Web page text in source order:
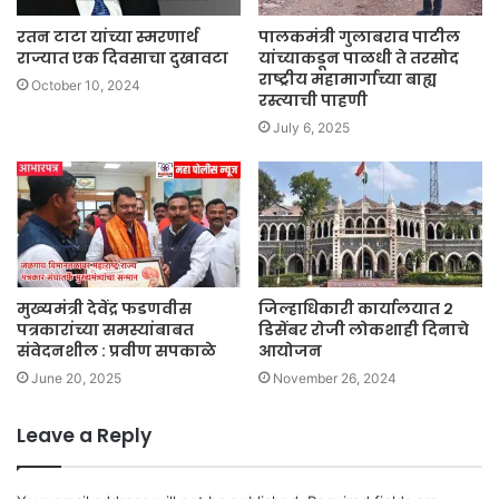
रतन टाटा यांच्या स्मरणार्थ
राज्यात एक दिवसाचा दुखावटा
October 10, 2024
पालकमंत्री गुलाबराव पाटील
यांच्याकडून पाळधी ते तरसोद
राष्ट्रीय महामार्गाच्या बाह्य
रस्त्याची पाहणी
July 6, 2025
मुख्यमंत्री देवेंद्र फडणवीस
पत्रकारांच्या समस्यांबाबत
संवेदनशील : प्रवीण सपकाळे
June 20, 2025
जिल्हाधिकारी कार्यालयात २
डिसेंबर रोजी लोकशाही दिनाचे
आयोजन
November 26, 2024
Leave a Reply